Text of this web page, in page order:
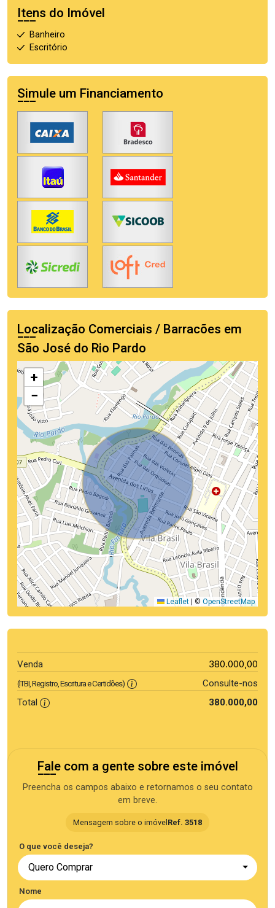
Itens do Imóvel
Banheiro
Escritório
Simule um Financiamento
Localização Comerciais / Barracões em
São José do Rio Pardo
+
−
Leaflet © OpenStreetMap
Venda 380.000,00
(ITBI, Registro, Escritura e Certidões)
Consulte-nos
Total
380.000,00
Fale com a gente sobre este imóvel
Preencha os campos abaixo e retornamos o seu contato
em breve.
Mensagem sobre o imóvel Ref. 3518
O que você deseja?
Quero Comprar
Nome